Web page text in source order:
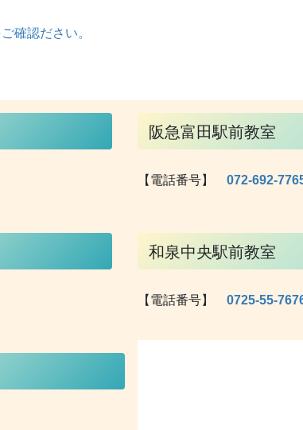
確認ださい。
阪急富田駅前教室
【電話番号】 072-692-
和泉中央駅前教室
【電話番号】 0725-55-